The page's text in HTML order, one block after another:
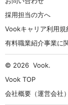
採用担当の方へ
Vookキャリア利用規
有料職業紹介事業に
© 2026 Vook.
Vook TOP
会社概要（運営会社）